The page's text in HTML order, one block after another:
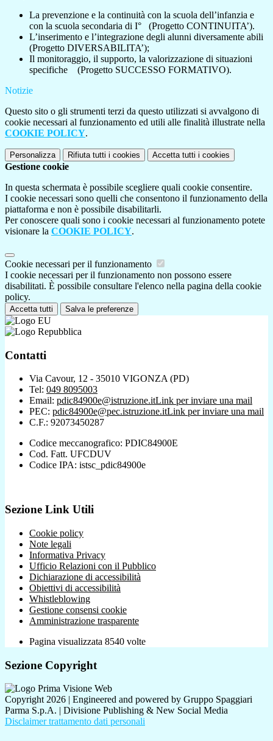
La prevenzione e la continuità con la scuola dell’infanzia e
con la scuola secondaria di I° (Progetto CONTINUITA’).
L’inserimento e l’integrazione degli alunni diversamente abili
(Progetto DIVERSABILITA’);
Il monitoraggio, il supporto, la valorizzazione di situazioni
specifiche (Progetto SUCCESSO FORMATIVO).
Notizie
Questo sito o gli strumenti terzi da questo utilizzati si avvalgono di
cookie necessari al funzionamento ed utili alle finalità illustrate nella
COOKIE POLICY.
Personalizza Rifiuta tutti i cookies Accetta tutti i cookies
Gestione cookie
In questa schermata è possibile scegliere quali cookie consentire.
I cookie necessari sono quelli che consentono il funzionamento della
piattaforma e non è possibile disabilitarli.
Per conoscere quali sono i cookie necessari al funzionamento potete
visionare la COOKIE POLICY.
Cookie necessari per il funzionamento
I cookie necessari per il funzionamento non possono essere
disabilitati. È possibile consultare l'elenco nella pagina della cookie
policy.
Accetta tutti Salva le preferenze
Contatti
Via Cavour, 12 - 35010 VIGONZA (PD)
Tel: 049 8095003
Email: pdic84900e@istruzione.itLink per inviare una mail
PEC: pdic84900e@pec.istruzione.itLink per inviare una mail
C.F.: 92073450287
Codice meccanografico: PDIC84900E
Cod. Fatt. UFCDUV
Codice IPA: istsc_pdic84900e
Sezione Link Utili
Cookie policy
Note legali
Informativa Privacy
Ufficio Relazioni con il Pubblico
Dichiarazione di accessibilità
Obiettivi di accessibilità
Whistleblowing
Gestione consensi cookie
Amministrazione trasparente
Pagina visualizzata 8540 volte
Sezione Copyright
Copyright 2026 | Engineered and powered by Gruppo Spaggiari
Parma S.p.A. | Divisione Publishing & New Social Media
Disclaimer trattamento dati personali